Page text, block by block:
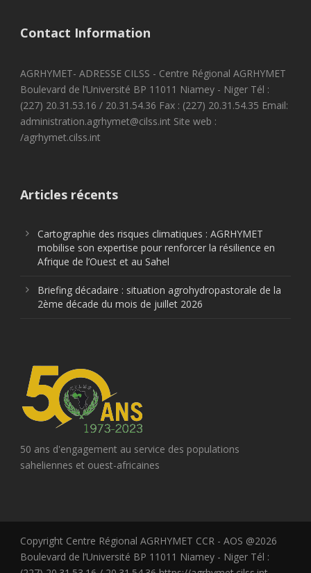
Contact Information
AGRHYMET- ADRESSE CILSS - Centre Régional AGRHYMET
Boulevard de l’Université BP 11011 Niamey - Niger Tél :
(227) 20.31.53.16 / 20.31.54.36 Fax : (227) 20.31.54.35 Email:
administration.agrhymet@cilss.int Site web :
/agrhymet.cilss.int
Articles récents
Cartographie des risques climatiques : AGRHYMET
mobilise son expertise pour renforcer la résilience en
Afrique de l’Ouest et au Sahel
Briefing décadaire : situation agrohydropastorale de la
2ème décade du mois de juillet 2026
50 ans d'engagement au service des populations
saheliennes et ouest-africaines
Copyright Centre Régional AGRHYMET CCR - AOS @2026
Boulevard de l’Université BP 11011 Niamey - Niger Tél :